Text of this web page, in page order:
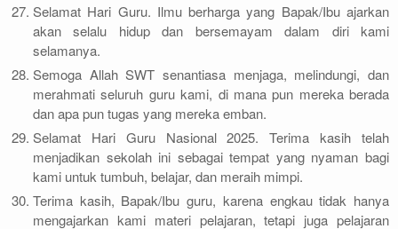
Selamat Hari Guru. Ilmu berharga yang Bapak/Ibu ajarkan
akan selalu hidup dan bersemayam dalam diri kami
selamanya.
Semoga Allah SWT senantiasa menjaga, melindungi, dan
merahmati seluruh guru kami, di mana pun mereka berada
dan apa pun tugas yang mereka emban.
Selamat Hari Guru Nasional 2025. Terima kasih telah
menjadikan sekolah ini sebagai tempat yang nyaman bagi
kami untuk tumbuh, belajar, dan meraih mimpi.
Terima kasih, Bapak/Ibu guru, karena engkau tidak hanya
mengajarkan kami materi pelajaran, tetapi juga pelajaran